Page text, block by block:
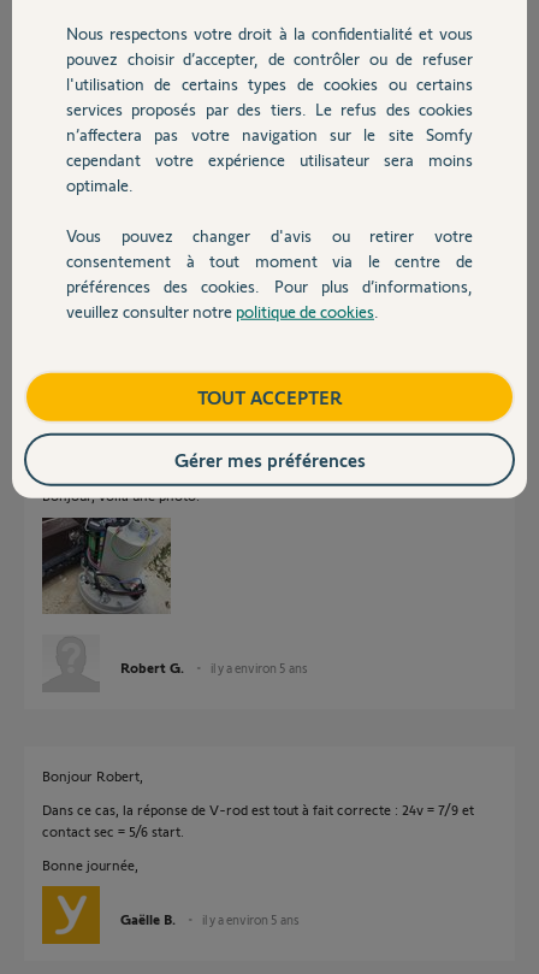
Chauffage
Autres produits
Devis avec un pro
Contact
Participer au fil de discussion
Réponses
Est-ce que votre boitier à un bornier Start ?
Si non : 24v = 5/6 et contact sec = BUS 3/4.
Si oui: 24v = 7/9 et contact sec = 5/6 start.
Bonjour, voilà une photo.
Robert G. il y a environ 5 ans
Bonjour Robert,
Dans ce cas, la réponse de V-rod est tout à fait correcte : 24v = 7/9 et
contact sec = 5/6 start.
Bonne journée,
Gaëlle B. il y a environ 5 ans
Nous respectons votre droit à la confidentialité et vous
pouvez choisir d’accepter, de contrôler ou de refuser
l'utilisation de certains types de cookies ou certains
services proposés par des tiers. Le refus des cookies
n’affectera pas votre navigation sur le site Somfy
cependant votre expérience utilisateur sera moins
optimale.
Vous pouvez changer d'avis ou retirer votre
consentement à tout moment via le centre de
préférences des cookies. Pour plus d’informations,
veuillez consulter notre politique de cookies
TOUT ACCEPTER
Gérer mes préférences